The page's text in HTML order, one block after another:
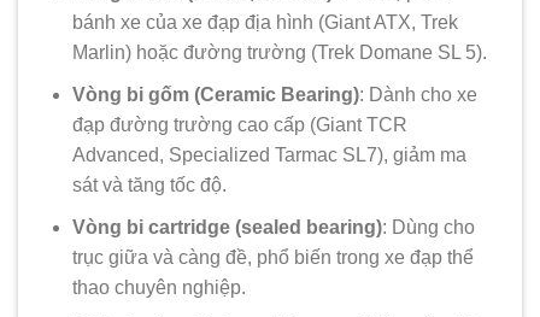
bánh xe của xe đạp địa hình (Giant ATX, Trek
Marlin) hoặc đường trường (Trek Domane SL 5).
Vòng bi gốm (Ceramic Bearing): Dành cho xe
đạp đường trường cao cấp (Giant TCR
Advanced, Specialized Tarmac SL7), giảm ma
sát và tăng tốc độ.
Vòng bi cartridge (sealed bearing): Dùng cho
trục giữa và càng đề, phổ biến trong xe đạp thể
thao chuyên nghiệp.